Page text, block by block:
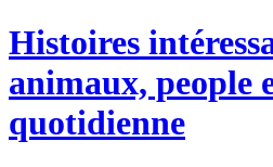
Skip
to
content
Histoires
animaux, people
quotidienne